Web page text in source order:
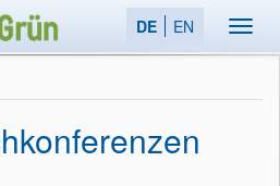
DE EN